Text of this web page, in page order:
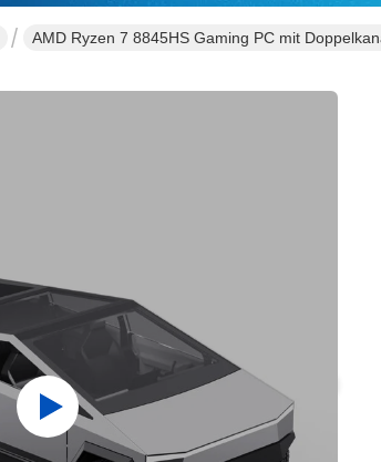
AMD Ryzen 7 8845HS Gaming PC mit